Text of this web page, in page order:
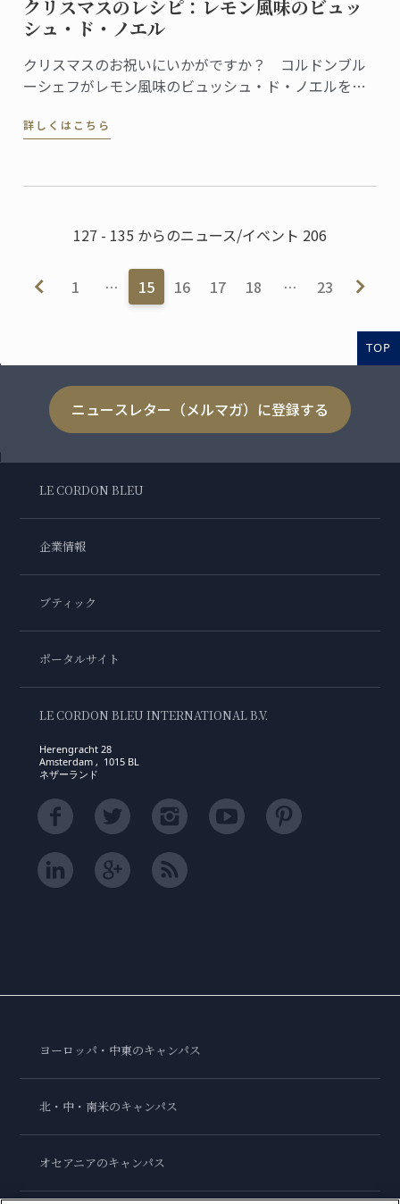
クリスマスのレシピ：レモン風味のビュッ
シュ・ド・ノエル
クリスマスのお祝いにいかがですか？ コルドンブル
ーシェフがレモン風味のビュッシュ・ド・ノエルをご
詳しくはこちら
127 - 135 からのニュース/イベント 206
1 … 15 16 17 18 … 23
TOP
ニュースレター（メルマガ）に登録する
LE CORDON BLEU
企業情報
ブティック
ポータルサイト
LE CORDON BLEU INTERNATIONAL B.V.
Herengracht 28
Amsterdam , 1015 BL
ネザーランド
ヨーロッパ・中東のキャンパス
北・中・南米のキャンパス
オセアニアのキャンパス